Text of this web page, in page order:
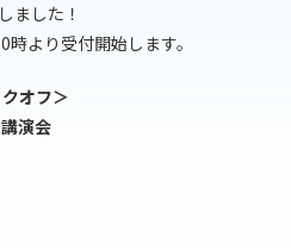
ました！
より受付開始します。
オフ＞
演会